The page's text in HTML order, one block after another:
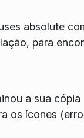
absolute
para
a sua
os ícones